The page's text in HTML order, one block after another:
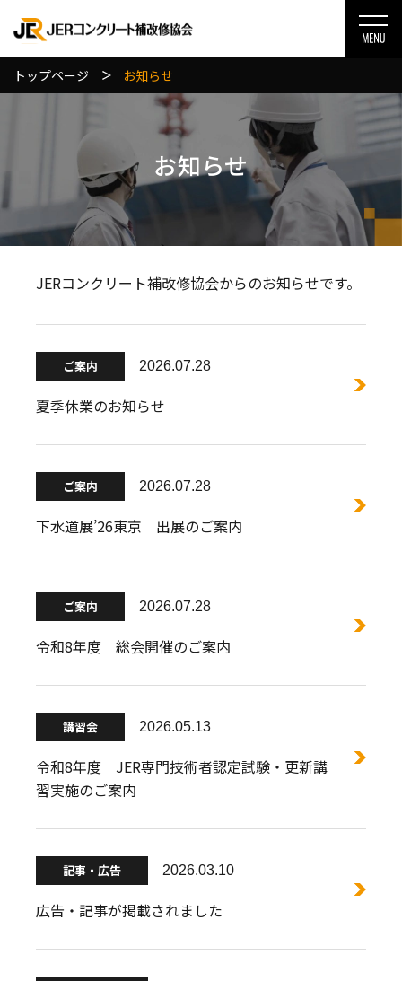
トップページ お知らせ
お知らせ
JERコンクリート補改修協会からのお知らせです。
ご案内 2026.07.28
夏季休業のお知らせ
ご案内 2026.07.28
下水道展’26東京 出展のご案内
ご案内 2026.07.28
令和8年度 総会開催のご案内
講習会 2026.05.13
令和8年度 JER専門技術者認定試験・更新講
習実施のご案内
記事・広告 2026.03.10
広告・記事が掲載されました